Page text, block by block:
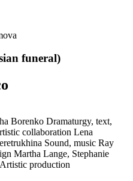
funeral)
Borenko Dramaturgy, text,
collaboration Lena
Sound, music Ray
Martha Lange, Stephanie
Artistic production